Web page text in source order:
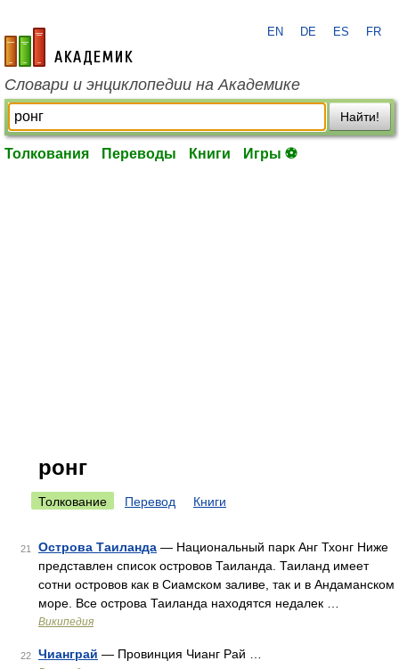
academic.ru
EN DE ES FR
Словари и энциклопедии на Академике
Найти!
Толкования Переводы Книги Игры ⚽
ронг
Толкование Перевод Книги
21 Острова Таиланда — Национальный парк Анг Тхонг Ниже
представлен список островов Таиланда. Таиланд имеет
сотни островов как в Сиамском заливе, так и в Андаманском
море. Все острова Таиланда находятся недалек …
Википедия
22 Чианграй — Провинция Чианг Рай …